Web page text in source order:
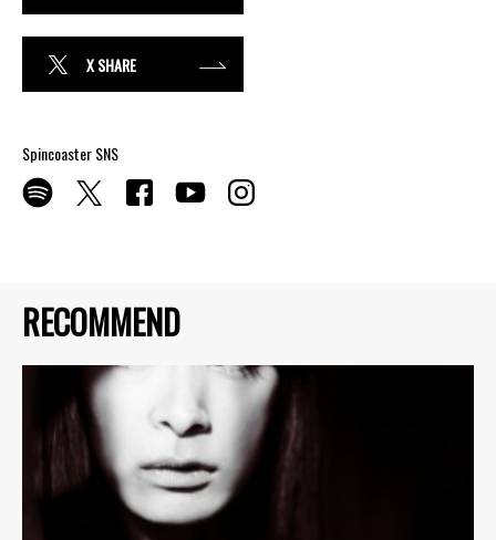
RECOMMEND
X SHARE
Spincoaster SNS